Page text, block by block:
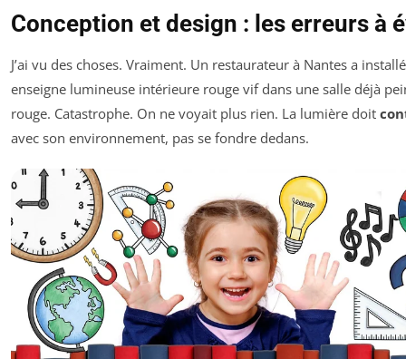
Conception et design : les erreurs à
J’ai vu des choses. Vraiment. Un restaurateur à Nantes a
enseigne lumineuse intérieure rouge vif dans une salle déjà
rouge. Catastrophe. On ne voyait plus rien. La lumière doit
avec son environnement, pas se fondre dedans.